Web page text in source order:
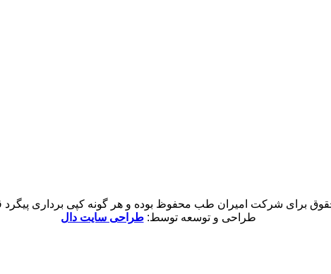
برای شرکت امیران طب محفوظ بوده و هر گونه کپی برداری پیگرد
طراحی و توسعه توسط:طراحی سایت دال